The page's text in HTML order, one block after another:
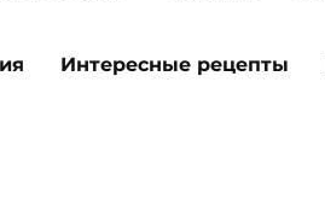
Интересные рецепты